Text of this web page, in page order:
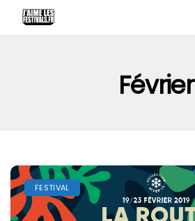
Février
FESTIVAL